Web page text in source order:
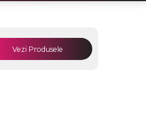
Vezi Produsele